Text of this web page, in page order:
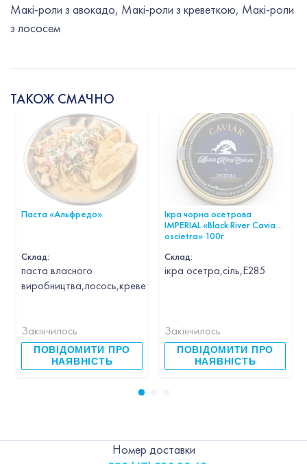
Макі-роли з авокадо, Макі-роли з креветкою, Макі-роли
з лососем
ТАКОЖ СМАЧНО
Паста «Альфредо»
Склад:
паста власного
Закінчилось
ПОВІДОМИТИ ПРО
НАЯВНІСТЬ
Ікра чорна осетрова
IMPERIAL «Black River Caviar
oscietra» 100г
Склад:
ікра осетра,сіль,Е285
Закінчилось
ПОВІДОМИТИ ПРО
НАЯВНІСТЬ
Номер доставки